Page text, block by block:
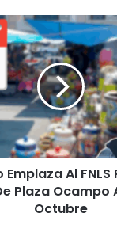
Al FNLS
Plaza Ocampo
Octubre